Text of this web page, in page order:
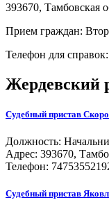
393670, Тамбовская
Прием граждан:
Телефон для
Судебный пристав
Должность:
Адрес: 393670,
Телефон:
Судебный пристав